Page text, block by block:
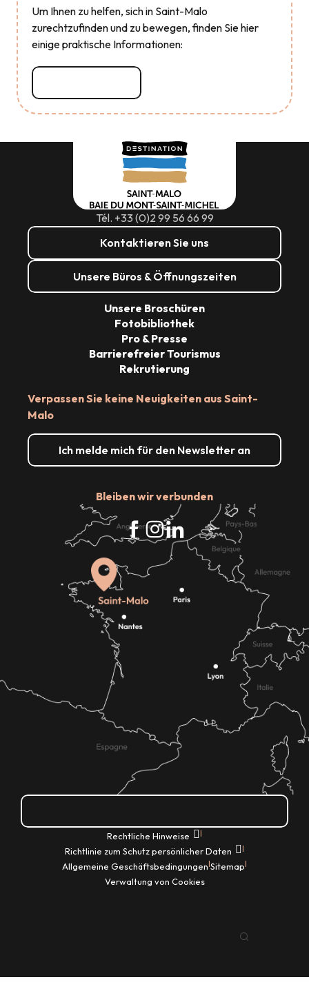
Um Ihnen zu helfen, sich in Saint-Malo
zurechtzufinden und zu bewegen, finden Sie hier
einige praktische Informationen:
Tél. +33 (0)2 99 56 66 99
Kontaktieren Sie uns
Unsere Büros & Öffnungszeiten
Verpassen Sie keine Neuigkeiten aus Saint-
Malo
Ich melde mich für den Newsletter an
Bleiben wir verbunden
Unsere Broschüren
Fotobibliothek
Pro & Presse
Barrierefreier Tourismus
Rekrutierung
Rechtliche Hinweise |
Richtlinie zum Schutz persönlicher Daten |
Allgemeine Geschäftsbedingungen|Sitemap|
Verwaltung von Cookies